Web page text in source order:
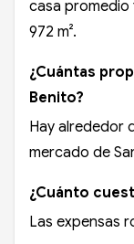
casa promedio
972 m².
¿Cuántas
Benito?
Hay alrededor
mercado de
¿Cuánto
Las expensas